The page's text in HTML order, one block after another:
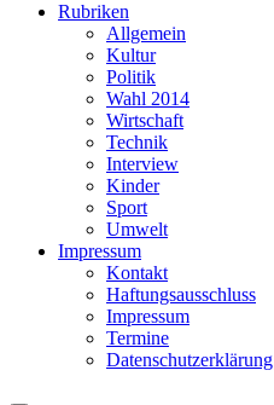
Rubriken
Allgemein
Kultur
Politik
Wahl 2014
Wirtschaft
Technik
Interview
Kinder
Sport
Umwelt
Impressum
Kontakt
Haftungsausschluss
Impressum
Termine
Datenschutzerklärung